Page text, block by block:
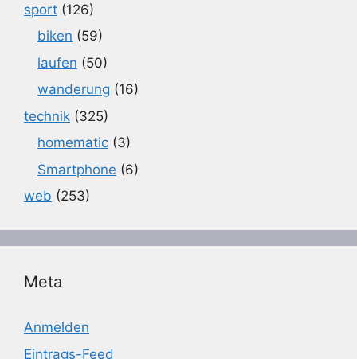
sport (126)
biken (59)
laufen (50)
wanderung (16)
technik (325)
homematic (3)
Smartphone (6)
web (253)
Meta
Anmelden
Eintrags-Feed